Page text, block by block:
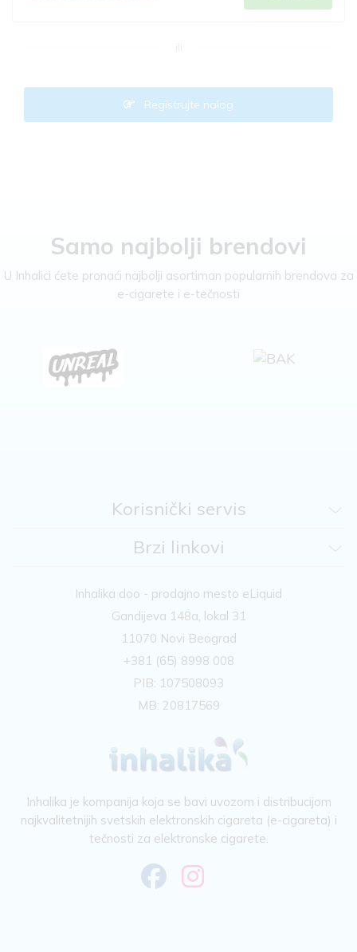
Registrujte nalog
Samo najbolji brendovi
U Inhalici ćete pronaći najbolji asortiman popularnih brendova za
e-cigarete i e-tečnosti
Korisnički servis
Brzi linkovi
Inhalika doo - prodajno mesto eLiquid
Gandijeva 148a, lokal 31
11070 Novi Beograd
+381 (65) 8998 008
PIB: 107508093
MB: 20817569
Inhalika je kompanija koja se bavi uvozom i distribucijom
najkvalitetnijih svetskih elektronskih cigareta (e-cigareta) i
tečnosti za elektronske cigarete.